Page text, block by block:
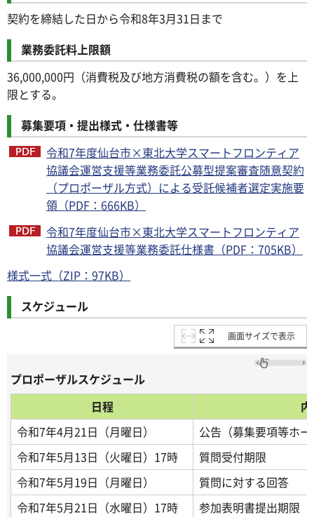
契約を締結した日から令和8年3月31日まで
業務委託料上限額
36,000,000円（消費税及び地方消費税の額を含む。）を上
限とする。
募集要項・提出様式・仕様書等
令和7年度仙台市×東北大学スマートフロンティア
協議会運営支援等業務委託公募型提案審査随意契約
（プロポーザル方式）による受託候補者選定実施要
領（PDF：666KB）
令和7年度仙台市×東北大学スマートフロンティア
協議会運営支援等業務委託仕様書（PDF：705KB）
様式一式（ZIP：97KB）
スケジュール
画面サイズで表示
プロポーザルスケジュール
日程
令和7年4月21日（月曜日）
公告（募集要項等ホ
令和7年5月13日（火曜日）17時
質問受付期限
令和7年5月19日（月曜日）
質問に対する回答
令和7年5月21日（水曜日）17時
参加表明書提出期限